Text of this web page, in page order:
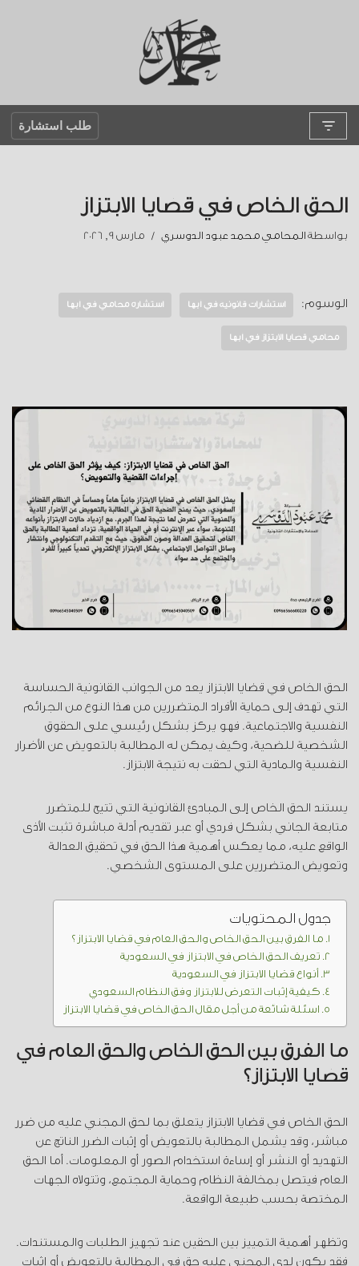
طلب استشارة
الحق الخاص في قضايا الابتزاز
بواسطة المحامي محمد عبود الدوسري مارس 9, 2026
الوسوم: استشارات قانونية في أبها استشارة محامي في أبها
محامي قضايا الابتزاز في أبها
الحق الخاص في قضايا الابتزاز يعد من الجوانب القانونية الحساسة
التي تهدف إلى حماية الأفراد المتضررين من هذا النوع من الجرائم
النفسية والاجتماعية. فهو يركز بشكل رئيسي على الحقوق
الشخصية للضحية، وكيف يمكن له المطالبة بالتعويض عن الأضرار
النفسية والمادية التي لحقت به نتيجة الابتزاز.
يستند الحق الخاص إلى المبادئ القانونية التي تتيح للمتضرر
متابعة الجاني بشكل فردي أو عبر تقديم أدلة مباشرة تثبت الأذى
الواقع عليه، مما يعكس أهمية هذا الحق في تحقيق العدالة
وتعويض المتضررين على المستوى الشخصي.
جدول المحتويات
ما الفرق بين الحق الخاص والحق العام في قضايا الابتزاز؟
تعريف الحق الخاص في الابتزاز في السعودية
أنواع قضايا الابتزاز في السعودية
كيفية إثبات التعرض للابتزاز وفق النظام السعودي
اسئلة شائعة من أجل مقال الحق الخاص في قضايا الابتزاز
ما الفرق بين الحق الخاص والحق العام في
قضايا الابتزاز؟
الحق الخاص في قضايا الابتزاز يتعلق بما لحق المجني عليه من ضرر
مباشر، وقد يشمل المطالبة بالتعويض أو إثبات الضرر الناتج عن
التهديد أو النشر أو إساءة استخدام الصور أو المعلومات. أما الحق
العام فيتصل بمخالفة النظام وحماية المجتمع، وتتولاه الجهات
المختصة بحسب طبيعة الواقعة.
وتظهر أهمية التمييز بين الحقين عند تجهيز الطلبات والمستندات.
فقد يكون لدى المجني عليه حق في المطالبة بالتعويض أو إثبات